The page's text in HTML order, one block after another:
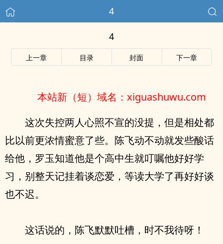
4
4
上一章 目录 封面 下一章
本站新（短）域名：xiguashuwu.com
这次失控两人心照不宣的没提，但是相处都
比以前更浓情蜜意了些。陈飞动不动就发些酸话
给他，罗玉知道他是个高中生就叮嘱他好好学
习，别整天记挂着谈恋爱，等读大学了再好好谈
也不迟。
这话说的，陈飞默默吐槽，时不我待呀！